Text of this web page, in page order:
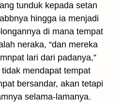
tunduk kepada setan
hingga ia menjadi
di mana tempat
neraka, “dan mereka
lari dari padanya,”
mendapat tempat
bersandar, akan tetapi
selama-lamanya.